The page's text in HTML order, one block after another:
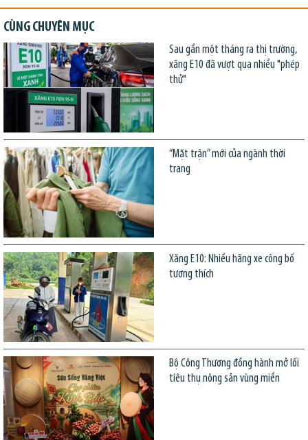
CÙNG CHUYÊN MỤC
Sau gần một tháng ra thị trường,
xăng E10 đã vượt qua nhiều "phép
thử"
“Mặt trận” mới của ngành thời
trang
Xăng E10: Nhiều hãng xe công bố
tương thích
Bộ Công Thương đồng hành mở lối
tiêu thụ nông sản vùng miền